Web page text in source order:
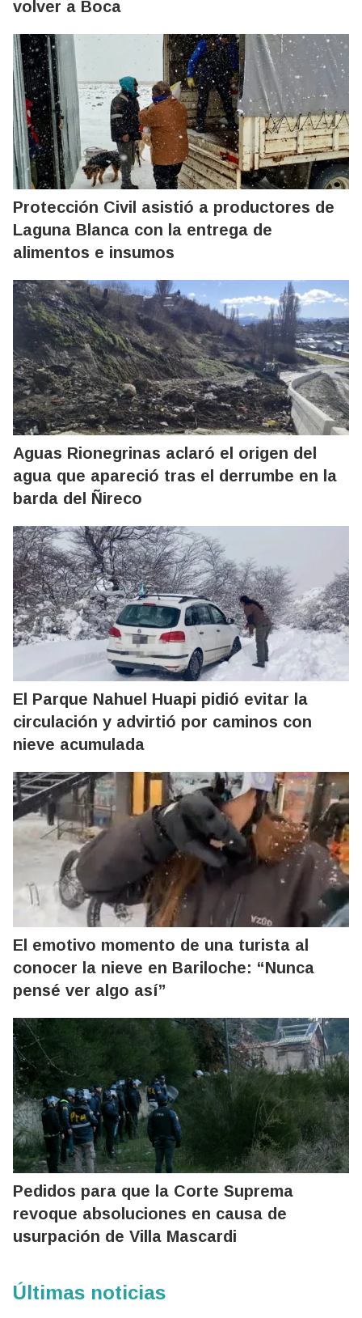
volver a Boca
Protección Civil asistió a productores de
Laguna Blanca con la entrega de
alimentos e insumos
Aguas Rionegrinas aclaró el origen del
agua que apareció tras el derrumbe en la
barda del Ñireco
El Parque Nahuel Huapi pidió evitar la
circulación y advirtió por caminos con
nieve acumulada
El emotivo momento de una turista al
conocer la nieve en Bariloche: “Nunca
pensé ver algo así”
Pedidos para que la Corte Suprema
revoque absoluciones en causa de
usurpación de Villa Mascardi
Últimas noticias